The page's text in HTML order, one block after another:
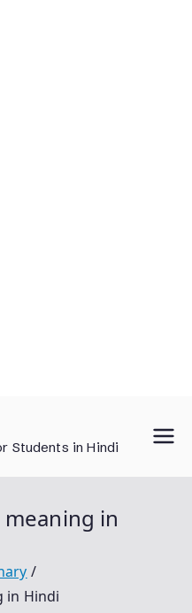
Students in Hindi
meaning in
in Hindi